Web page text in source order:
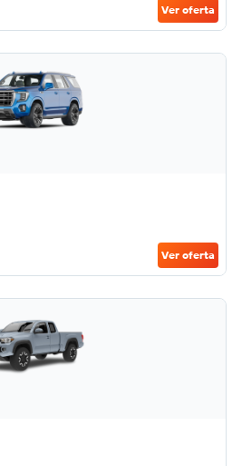
Ver oferta
Ver oferta